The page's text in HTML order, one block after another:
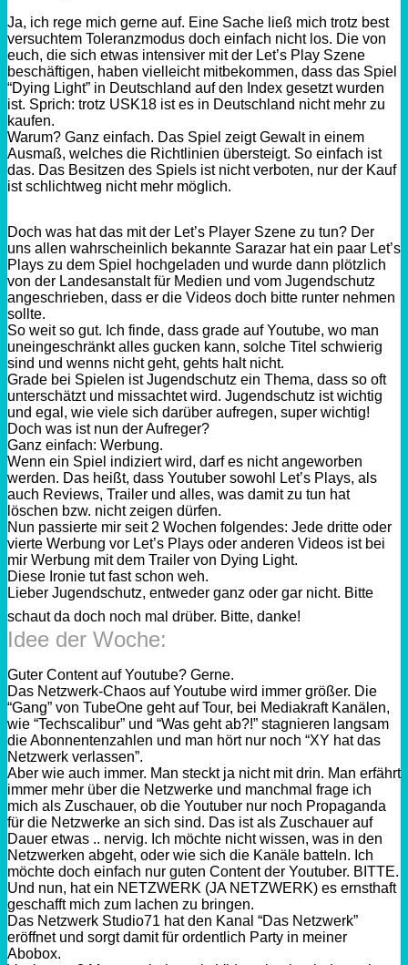
Ja, ich rege mich gerne auf. Eine Sache ließ mich trotz best
versuchtem Toleranzmodus doch einfach nicht los. Die von
euch, die sich etwas intensiver mit der Let’s Play Szene
beschäftigen, haben vielleicht mitbekommen, dass das Spiel
“Dying Light” in Deutschland auf den Index gesetzt wurden
ist. Sprich: trotz USK18 ist es in Deutschland nicht mehr zu
kaufen.
Warum? Ganz einfach. Das Spiel zeigt Gewalt in einem
Ausmaß, welches die Richtlinien übersteigt. So einfach ist
das. Das Besitzen des Spiels ist nicht verboten, nur der Kauf
ist schlichtweg nicht mehr möglich.
Doch was hat das mit der Let’s Player Szene zu tun? Der
uns allen wahrscheinlich bekannte Sarazar hat ein paar Let’s
Plays zu dem Spiel hochgeladen und wurde dann plötzlich
von der Landesanstalt für Medien und vom Jugendschutz
angeschrieben, dass er die Videos doch bitte runter nehmen
sollte.
So weit so gut. Ich finde, dass grade auf Youtube, wo man
uneingeschränkt alles gucken kann, solche Titel schwierig
sind und wenns nicht geht, gehts halt nicht.
Grade bei Spielen ist Jugendschutz ein Thema, dass so oft
unterschätzt und missachtet wird. Jugendschutz ist wichtig
und egal, wie viele sich darüber aufregen, super wichtig!
Doch was ist nun der Aufreger?
Ganz einfach: Werbung.
Wenn ein Spiel indiziert wird, darf es nicht angeworben
werden. Das heißt, dass Youtuber sowohl Let’s Plays, als
auch Reviews, Trailer und alles, was damit zu tun hat
löschen bzw. nicht zeigen dürfen.
Nun passierte mir seit 2 Wochen folgendes: Jede dritte oder
vierte Werbung vor Let’s Plays oder anderen Videos ist bei
mir Werbung mit dem Trailer von Dying Light.
Diese Ironie tut fast schon weh.
Lieber Jugendschutz, entweder ganz oder gar nicht. Bitte
schaut da doch noch mal drüber. Bitte, danke!
Idee der Woche:
Guter Content auf Youtube? Gerne.
Das Netzwerk-Chaos auf Youtube wird immer größer. Die
“Gang” von TubeOne geht auf Tour, bei Mediakraft Kanälen,
wie “Techscalibur” und “Was geht ab?!” stagnieren langsam
die Abonnentenzahlen und man hört nur noch “XY hat das
Netzwerk verlassen”.
Aber wie auch immer. Man steckt ja nicht mit drin. Man erfährt
immer mehr über die Netzwerke und manchmal frage ich
mich als Zuschauer, ob die Youtuber nur noch Propaganda
für die Netzwerke an sich sind. Das ist als Zuschauer auf
Dauer etwas .. nervig. Ich möchte nicht wissen, was in den
Netzwerken abgeht, oder wie sich die Kanäle batteln. Ich
möchte doch einfach nur guten Content der Youtuber. BITTE.
Und nun, hat ein NETZWERK (JA NETZWERK) es ernsthaft
geschafft mich zum lachen zu bringen.
Das Netzwerk Studio71 hat den Kanal “Das Netzwerk”
eröffnet und sorgt damit für ordentlich Party in meiner
Abobox.